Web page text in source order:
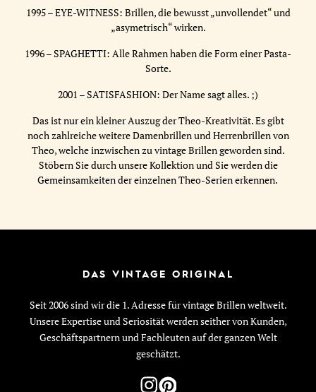
1995 – EYE-WITNESS: Brillen, die bewusst „unvollendet“ und
„asymetrisch“ wirken.
1996 – SPAGHETTI: Alle Rahmen haben die Form einer Pasta-
Sorte.
2001 – SATISFASHION: Der Name sagt alles. ;)
Das ist nur ein kleiner Auszug der Theo-Kreativität. Es gibt
noch zahlreiche weitere Damenbrillen und Herrenbrillen von
Theo, welche inzwischen zu vintage Brillen geworden sind.
Stöbern Sie durch unsere Kollektion und Sie werden die
Gemeinsamkeiten der einzelnen Theo-Serien erkennen.
DAS VINTAGE ORIGINAL
Seit 2006 sind wir die 1. Adresse für vintage Brillen weltweit.
Unsere Expertise und Seriosität werden seither von Kunden,
Geschäftspartnern und Fachleuten auf der ganzen Welt
geschätzt.